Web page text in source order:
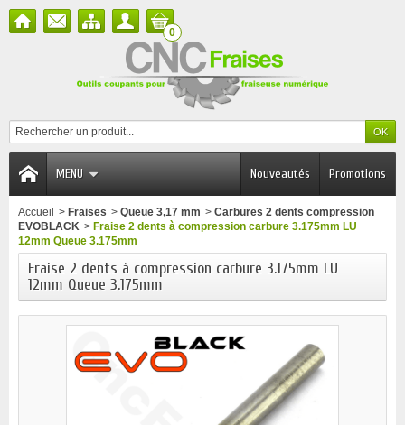
0
MENU Promotions
Nouveautés
Accueil > Fraises > Queue 3,17 mm > Carbures 2 dents compression
EVOBLACK > Fraise 2 dents à compression carbure 3.175mm LU
12mm Queue 3.175mm
Fraise 2 dents à compression carbure 3.175mm LU
12mm Queue 3.175mm